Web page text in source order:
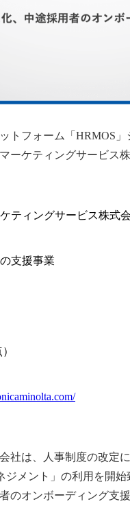
トフォーム「HRMOS
ーケティングサービス
ティングサービス株式
支援事業
社は、人事制度の改定
メント」の利用を開
のオンボーディング支